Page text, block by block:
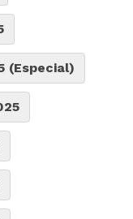
(Especial)